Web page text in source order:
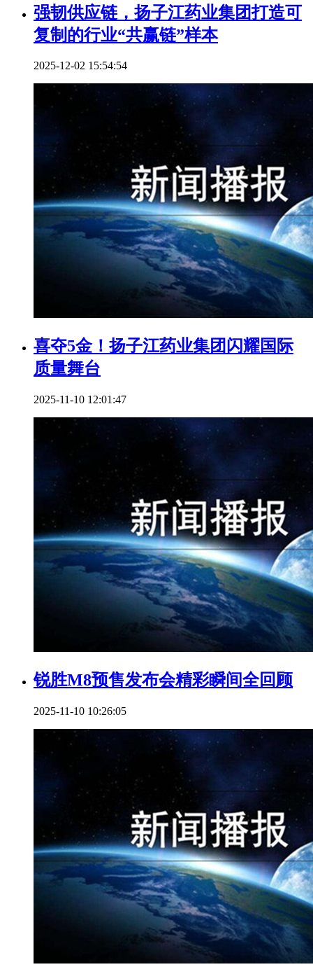
强韧供应链，扬子江药业集团打造可
复制的行业“共赢链”样本
2025-12-02 15:54:54
喜夺5金！扬子江药业集团闪耀国际
质量舞台
2025-11-10 12:01:47
锐胜M8预售发布会精彩瞬间全回顾
2025-11-10 10:26:05